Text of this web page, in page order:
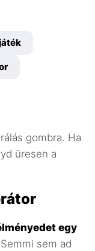
gombra. Ha
üresen a
egy
Semmi sem ad